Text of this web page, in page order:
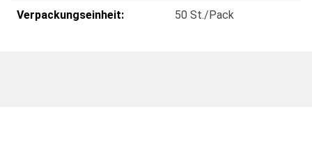
Verpackungseinheit: 50 St./Pack